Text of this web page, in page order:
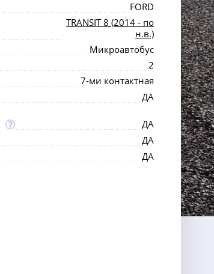
FORD
TRANSIT 8 (2014 - по
н.в.)
Микроавтобус
2
7-ми контактная
ДА
ДА
ДА
ДА